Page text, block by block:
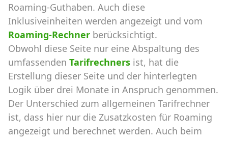
Roaming-Guthaben. Auch diese
Inklusiveinheiten werden angezeigt und vom
Roaming-Rechner berücksichtigt.
Obwohl diese Seite nur eine Abspaltung des
umfassenden Tarifrechners ist, hat die
Erstellung dieser Seite und der hinterlegten
Logik über drei Monate in Anspruch genommen.
Der Unterschied zum allgemeinen Tarifrechner
ist, dass hier nur die Zusatzkosten für Roaming
angezeigt und berechnet werden. Auch beim